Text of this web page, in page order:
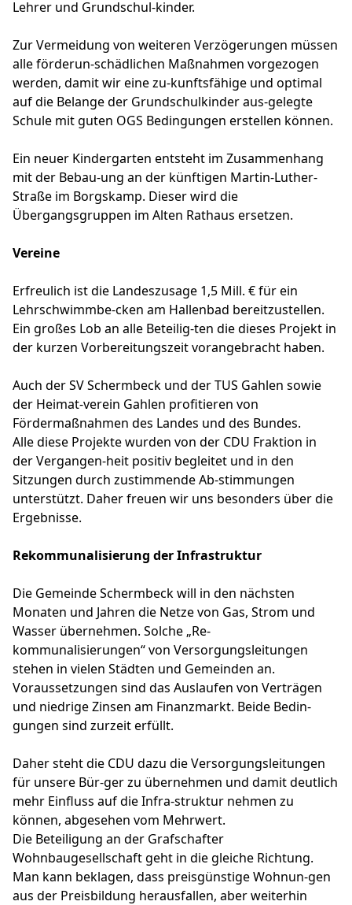
Lehrer und Grundschul-kinder.
Zur Vermeidung von weiteren Verzögerungen müssen
alle förderun-schädlichen Maßnahmen vorgezogen
werden, damit wir eine zu-kunftsfähige und optimal
auf die Belange der Grundschulkinder aus-gelegte
Schule mit guten OGS Bedingungen erstellen können.
Ein neuer Kindergarten entsteht im Zusammenhang
mit der Bebau-ung an der künftigen Martin-Luther-
Straße im Borgskamp. Dieser wird die
Übergangsgruppen im Alten Rathaus ersetzen.
Vereine
Erfreulich ist die Landeszusage 1,5 Mill. € für ein
Lehrschwimmbe-cken am Hallenbad bereitzustellen.
Ein großes Lob an alle Beteilig-ten die dieses Projekt in
der kurzen Vorbereitungszeit vorangebracht haben.
Auch der SV Schermbeck und der TUS Gahlen sowie
der Heimat-verein Gahlen profitieren von
Fördermaßnahmen des Landes und des Bundes.
Alle diese Projekte wurden von der CDU Fraktion in
der Vergangen-heit positiv begleitet und in den
Sitzungen durch zustimmende Ab-stimmungen
unterstützt. Daher freuen wir uns besonders über die
Ergebnisse.
Rekommunalisierung der Infrastruktur
Die Gemeinde Schermbeck will in den nächsten
Monaten und Jahren die Netze von Gas, Strom und
Wasser übernehmen. Solche „Re-
kommunalisierungen“ von Versorgungsleitungen
stehen in vielen Städten und Gemeinden an.
Voraussetzungen sind das Auslaufen von Verträgen
und niedrige Zinsen am Finanzmarkt. Beide Bedin-
gungen sind zurzeit erfüllt.
Daher steht die CDU dazu die Versorgungsleitungen
für unsere Bür-ger zu übernehmen und damit deutlich
mehr Einfluss auf die Infra-struktur nehmen zu
können, abgesehen vom Mehrwert.
Die Beteiligung an der Grafschafter
Wohnbaugesellschaft geht in die gleiche Richtung.
Man kann beklagen, dass preisgünstige Wohnun-gen
aus der Preisbildung herausfallen, aber weiterhin